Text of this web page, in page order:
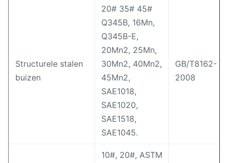
Structurele stalen
buizen
20# 35# 45#
Q345B, 16Mn,
Q345B-E,
20Mn2, 25Mn,
30Mn2, 40Mn2,
45Mn2,
SAE1018,
SAE1020,
SAE1518,
SAE1045.
GB/T8162-
2008
10#, 20#, ASTM